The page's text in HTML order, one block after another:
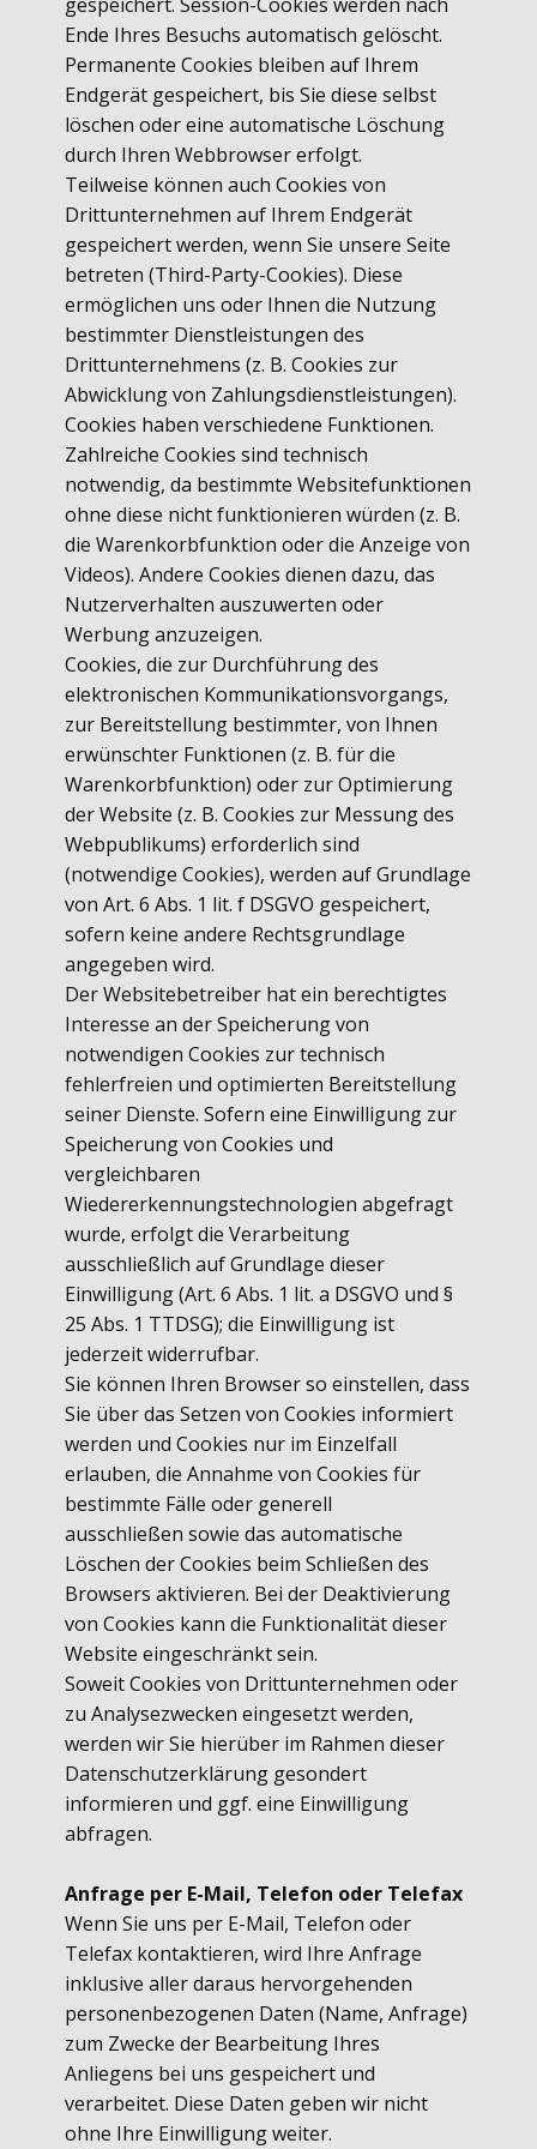
Ende Ihres Besuchs automatisch gelöscht.
Permanente Cookies bleiben auf Ihrem
Endgerät gespeichert, bis Sie diese selbst
löschen oder eine automatische Löschung
durch Ihren Webbrowser erfolgt.
Teilweise können auch Cookies von
Drittunternehmen auf Ihrem Endgerät
gespeichert werden, wenn Sie unsere Seite
betreten (Third-Party-Cookies). Diese
ermöglichen uns oder Ihnen die Nutzung
bestimmter Dienstleistungen des
Drittunternehmens (z. B. Cookies zur
Abwicklung von Zahlungsdienstleistungen).
Cookies haben verschiedene Funktionen.
Zahlreiche Cookies sind technisch
notwendig, da bestimmte Websitefunktionen
ohne diese nicht funktionieren würden (z. B.
die Warenkorbfunktion oder die Anzeige von
Videos). Andere Cookies dienen dazu, das
Nutzerverhalten auszuwerten oder
Werbung anzuzeigen.
Cookies, die zur Durchführung des
elektronischen Kommunikationsvorgangs,
zur Bereitstellung bestimmter, von Ihnen
erwünschter Funktionen (z. B. für die
Warenkorbfunktion) oder zur Optimierung
der Website (z. B. Cookies zur Messung des
Webpublikums) erforderlich sind
(notwendige Cookies), werden auf Grundlage
von Art. 6 Abs. 1 lit. f DSGVO gespeichert,
sofern keine andere Rechtsgrundlage
angegeben wird.
Der Websitebetreiber hat ein berechtigtes
Interesse an der Speicherung von
notwendigen Cookies zur technisch
fehlerfreien und optimierten Bereitstellung
seiner Dienste. Sofern eine Einwilligung zur
Speicherung von Cookies und
vergleichbaren
Wiedererkennungstechnologien abgefragt
wurde, erfolgt die Verarbeitung
ausschließlich auf Grundlage dieser
Einwilligung (Art. 6 Abs. 1 lit. a DSGVO und §
25 Abs. 1 TTDSG); die Einwilligung ist
jederzeit widerrufbar.
Sie können Ihren Browser so einstellen, dass
Sie über das Setzen von Cookies informiert
werden und Cookies nur im Einzelfall
erlauben, die Annahme von Cookies für
bestimmte Fälle oder generell
ausschließen sowie das automatische
Löschen der Cookies beim Schließen des
Browsers aktivieren. Bei der Deaktivierung
von Cookies kann die Funktionalität dieser
Website eingeschränkt sein.
Soweit Cookies von Drittunternehmen oder
zu Analysezwecken eingesetzt werden,
werden wir Sie hierüber im Rahmen dieser
Datenschutzerklärung gesondert
informieren und ggf. eine Einwilligung
abfragen.
Anfrage per E-Mail, Telefon oder Telefax
Wenn Sie uns per E-Mail, Telefon oder
Telefax kontaktieren, wird Ihre Anfrage
inklusive aller daraus hervorgehenden
personenbezogenen Daten (Name, Anfrage)
zum Zwecke der Bearbeitung Ihres
Anliegens bei uns gespeichert und
verarbeitet. Diese Daten geben wir nicht
ohne Ihre Einwilligung weiter.